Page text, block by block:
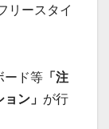
リースタイ
ード等 「注
ン」 が行